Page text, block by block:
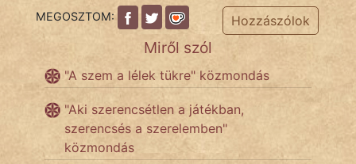
TÖRTÉNELEM
Népszerű szerzőink:
cinege
MEGOSZTOM: Hozzászólok
Miről szól
"A szem a lélek tükre" közmondás
"Aki szerencsétlen a játékban,
szerencsés a szerelemben"
közmondás